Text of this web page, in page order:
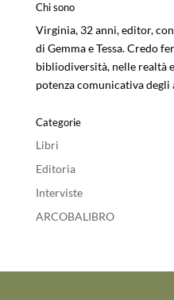
Chi sono
Virginia, 32 anni, editor,
di Gemma e Tessa. Credo
bibliodiversità, nelle realtà
potenza comunicativa
Categorie
Libri
Editoria
Interviste
ARCOBALIBRO